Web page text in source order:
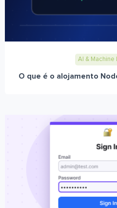
AI & Machine
O que é o alojamento